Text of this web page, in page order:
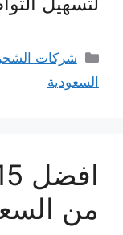
التصنيفات
شركات
السعودية
من